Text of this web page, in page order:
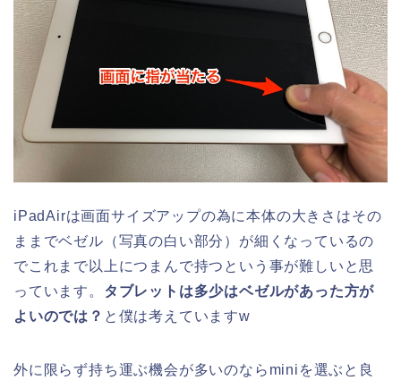
iPadAirは画面サイズアップの為に本体の大きさはその
ままでベゼル（写真の白い部分）が細くなっているの
でこれまで以上につまんで持つという事が難しいと思
っています。 タブレットは多少はベゼルがあった方が
よいのでは？ と僕は考えていますw
外に限らず持ち運ぶ機会が多いのならminiを選ぶと良